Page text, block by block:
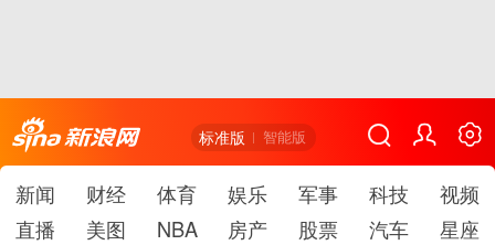
标准版 智能版
新闻 财经 体育 娱乐 军事 科技
视频
直播
美图 NBA 房产 股票 汽车
星座